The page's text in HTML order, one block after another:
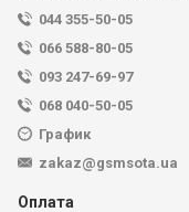
044 355-50-05
066 588-80-05
093 247-69-97
068 040-50-05
График
zakaz@gsmsota.ua
Оплата